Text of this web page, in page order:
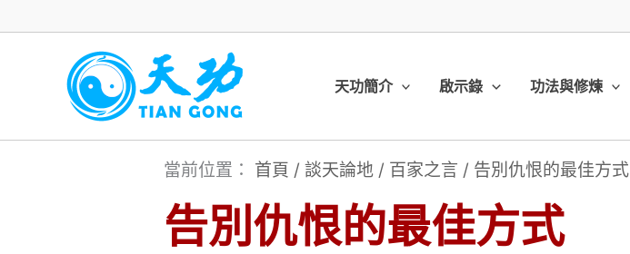
內
天功簡介 啟示錄 功法與修煉
當前位置： 首頁 / 談天論地 / 百家之言 / 告別仇恨的最佳方式
告別仇恨的最佳方式